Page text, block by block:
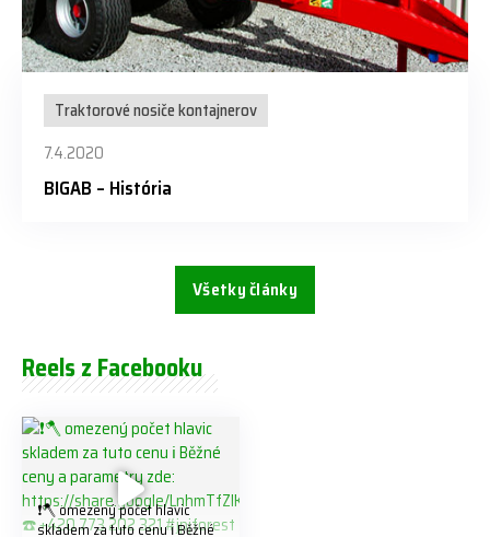
Traktorové nosiče kontajnerov
7.4.2020
BIGAB – História
Všetky články
Reels z Facebooku
❗️🪓 omezený počet hlavic
skladem za tuto cenu ℹ️ Běžné